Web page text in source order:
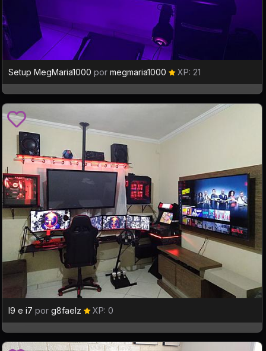
Setup MegMaria1000 por megmaria1000 XP: 21
I9 e i7 por g8faelz XP: 0